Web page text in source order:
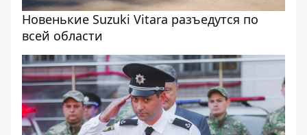
Новенькие Suzuki Vitara разъедутся по
всей области